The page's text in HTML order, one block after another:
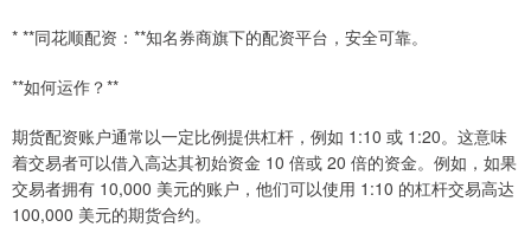
* **同花顺配资：**知名券商旗下的配资平台，安全可靠。
**如何运作？**
期货配资账户通常以一定比例提供杠杆，例如 1:10 或 1:20。这意味
着交易者可以借入高达其初始资金 10 倍或 20 倍的资金。例如，如果
交易者拥有 10,000 美元的账户，他们可以使用 1:10 的杠杆交易高达
100,000 美元的期货合约。